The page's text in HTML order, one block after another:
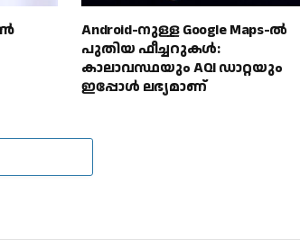
Android-നുള്ള Google Maps-ൽ
പുതിയ ഫീച്ചറുകൾ:
കാലാവസ്ഥയും AQI ഡാറ്റയും
ഇപ്പോൾ ലഭ്യമാണ്